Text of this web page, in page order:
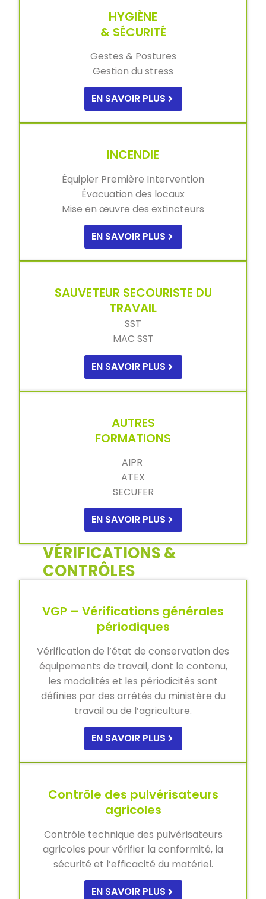
HYGIÈNE
& SÉCURITÉ
Gestes & Postures
Gestion du stress
EN SAVOIR PLUS
INCENDIE
Équipier Première Intervention
Évacuation des locaux
Mise en œuvre des extincteurs
EN SAVOIR PLUS
SAUVETEUR SECOURISTE DU
TRAVAIL
SST
MAC SST
EN SAVOIR PLUS
AUTRES
FORMATIONS
AIPR
ATEX
SECUFER
EN SAVOIR PLUS
VÉRIFICATIONS &
CONTRÔLES
VGP – Vérifications générales
périodiques
Vérification de l’état de conservation des
équipements de travail, dont le contenu,
les modalités et les périodicités sont
définies par des arrêtés du ministère du
travail ou de l’agriculture.
EN SAVOIR PLUS
Contrôle des pulvérisateurs
agricoles
Contrôle technique des pulvérisateurs
agricoles pour vérifier la conformité, la
sécurité et l’efficacité du matériel.
EN SAVOIR PLUS